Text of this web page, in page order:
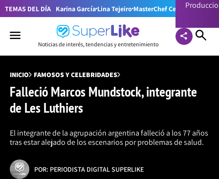
TEMAS DEL DÍA Karina García Lina Tejeiro MasterChef Celebrity
Noticias de interés, tendencias y entretenimiento
INICIO FAMOSOS Y CELEBRIDADES
Falleció Marcos Mundstock, integrante
de Les Luthiers
El integrante de la agrupación argentina falleció a los 77 años
tras estar alejado de los escenarios por problemas de salud.
POR: PERIODISTA DIGITAL SUPERLIKE